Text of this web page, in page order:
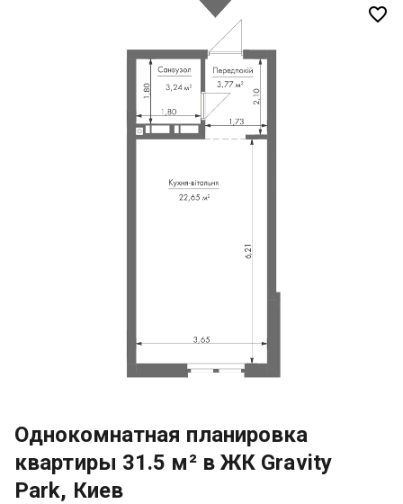
Однокомнатная планировка
квартиры 31.5 м² в ЖК Gravity
Park, Киев
